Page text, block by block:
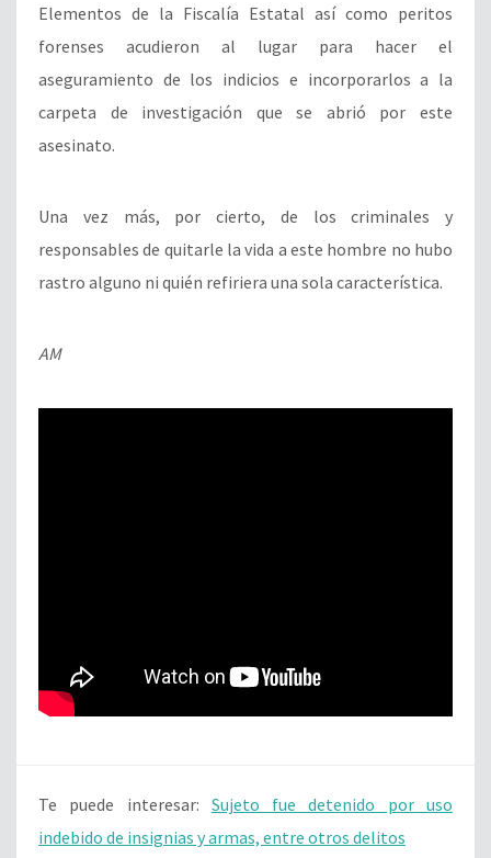
Elementos de la Fiscalía Estatal así como peritos
forenses acudieron al lugar para hacer el
aseguramiento de los indicios e incorporarlos a la
carpeta de investigación que se abrió por este
asesinato.
Una vez más, por cierto, de los criminales y
responsables de quitarle la vida a este hombre no hubo
rastro alguno ni quién refiriera una sola característica.
AM
Te puede interesar: Sujeto fue detenido por uso
indebido de insignias y armas, entre otros delitos